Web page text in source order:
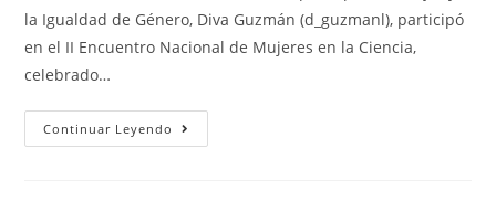
la Igualdad de Género, Diva Guzmán (d_guzmanl), participó
en el II Encuentro Nacional de Mujeres en la Ciencia,
celebrado…
Continuar Leyendo